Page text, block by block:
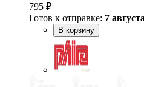
795 ₽
Готов к отправке: 7 августа
В корзину